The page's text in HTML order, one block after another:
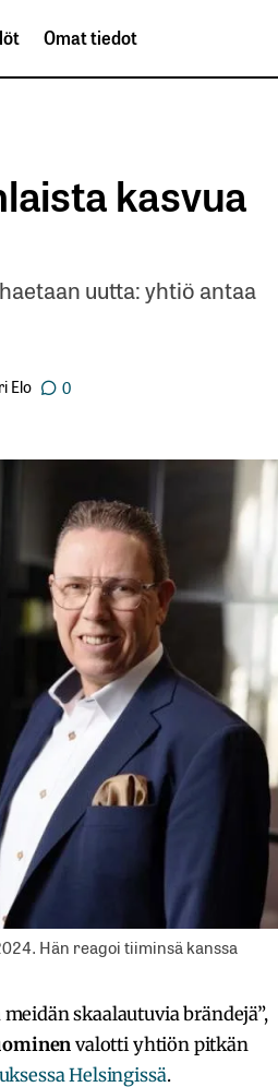
Omat tiedot
kasvua
uutta: yhtiö antaa
Elo 0
Hän reagoi tiiminsä kanssa
skaalautuvia brändejä”,
valotti yhtiön pitkän
Helsingissä.